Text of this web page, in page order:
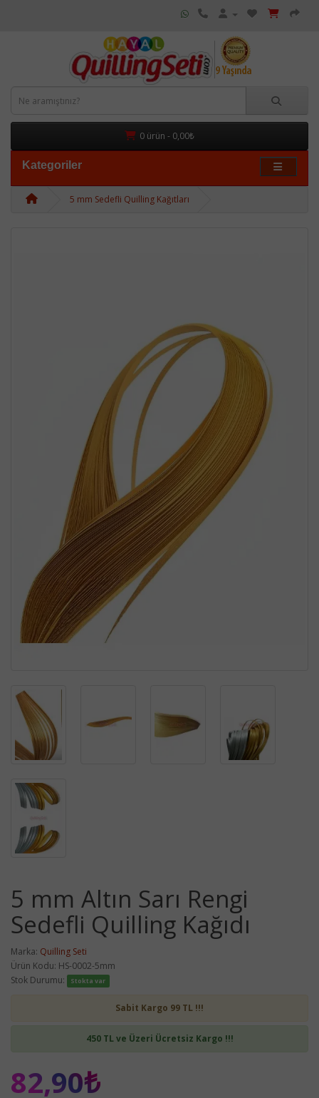
0 ürün - 0,00₺
Kategoriler
5 mm Sedefli Quilling Kağıtları
5 mm Altın Sarı Rengi
Sedefli Quilling Kağıdı
Marka: Quilling Seti
Ürün Kodu: HS-0002-5mm
Stok Durumu:
Stokta var
Sabit Kargo 99 TL !!!
450 TL ve Üzeri Ücretsiz Kargo !!!
82,90₺